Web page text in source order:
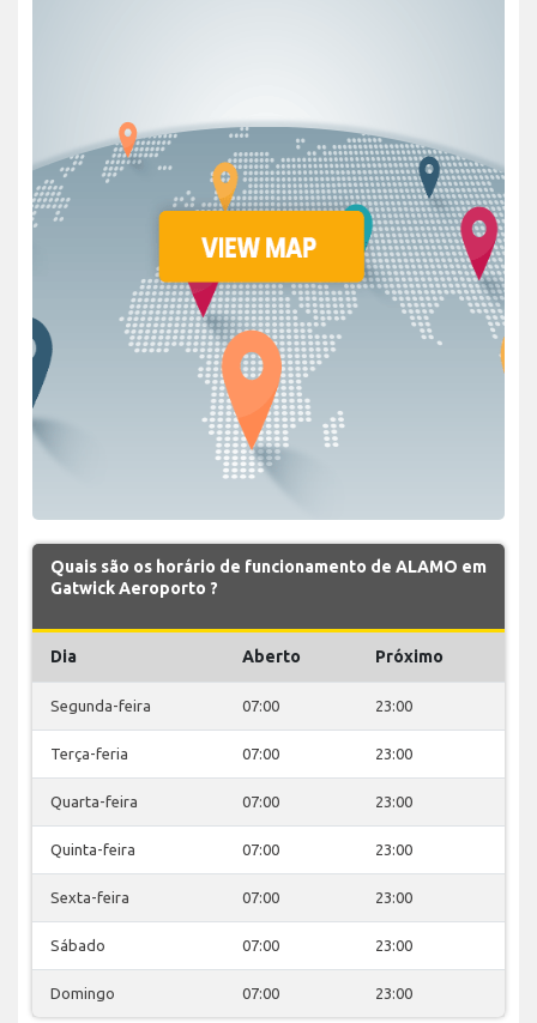
Quais são os horário de funcionamento de ALAMO em
Gatwick Aeroporto ?
Dia Aberto Próximo
Segunda-feira 07:00 23:00
Terça-feria 07:00 23:00
Quarta-feira 07:00 23:00
Quinta-feira 07:00 23:00
Sexta-feira 07:00 23:00
Sábado 07:00 23:00
Domingo 07:00 23:00